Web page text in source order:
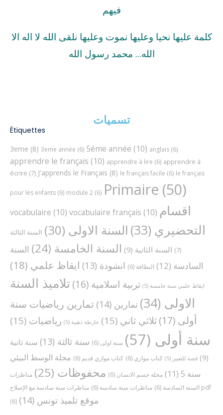
فيهم
كلمة عليها نحيا وعليها نموت وعليها نلقى الله لا اله الا
الله… محمد رسول الله
تسميات
Étiquettes
3eme (8) 3eme année (6) 5éme année (10) anglais (6)
apprendre le français (10) apprendre à lire (6) apprendre à
écrire (7) J'apprends le Français (8) le français facile (6) le français
pour les enfants (6) module 2 (6) Primaire (50)
vocabulaire (10) vocabulaire français (10) اقسام
التحضيري (33) السنة الاولى (30)
السنة الثالثة
(7)
السنة الثانية (9) السنة الخامسة (24)
السنة
السادسة (12) النظافة (6) انشودة (13) ايقاظ علمي (18)
ايقاظ علمي سنة خامسة (5) تربية اسلامية (16)
تلاميذ السنة
الاولى (34) تمارين (14)
تمارين رياضيات سنة
أولى (17) ثلاثي ثاني (15) خارطة ذهنية (5) رياضيات (15)
سنة أولى (57) سنة اولى (6) سنة ثالثة (13)
سنة ثانية
(9)
قصة للتعبير (5) كتاب موازي (6) كتاب موازي قديم (6)
مجلة الوسط البيئي
سنة 5
(11) مجلة جسم الانسان (6) محفوظات (25)
مناظرات
السنة السادسة (6) مناظرات سنة سادسة (6)
مناظرات سنة سادسة مع الإصلاح pdf
(6)
موقع تلميذ تونس (14)